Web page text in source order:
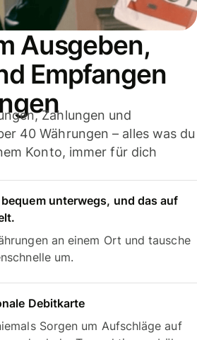
Ausgeben,
Empfangen
Zahlungen und
40 Währungen – alles was du
Konto, immer für dich
unterwegs, und das auf
an einem Ort und tausche
um.
Debitkarte
Sorgen um Aufschläge auf